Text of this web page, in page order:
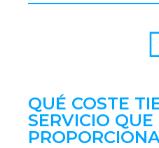
QUÉ COSTE
SERVICIO QUE